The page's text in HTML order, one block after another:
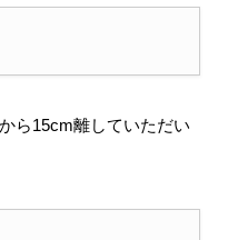
ら15cm離していただい